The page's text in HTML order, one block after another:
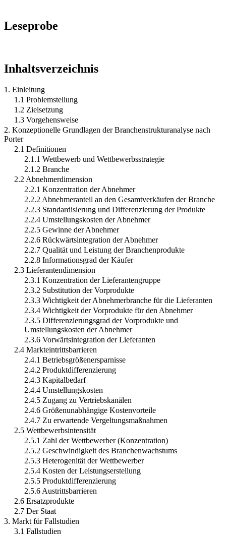
Leseprobe
Inhaltsverzeichnis
1. Einleitung
1.1 Problemstellung
1.2 Zielsetzung
1.3 Vorgehensweise
2. Konzeptionelle Grundlagen der Branchenstrukturanalyse nach
Porter
2.1 Definitionen
2.1.1 Wettbewerb und Wettbewerbsstrategie
2.1.2 Branche
2.2 Abnehmerdimension
2.2.1 Konzentration der Abnehmer
2.2.2 Abnehmeranteil an den Gesamtverkäufen der Branche
2.2.3 Standardisierung und Differenzierung der Produkte
2.2.4 Umstellungskosten der Abnehmer
2.2.5 Gewinne der Abnehmer
2.2.6 Rückwärtsintegration der Abnehmer
2.2.7 Qualität und Leistung der Branchenprodukte
2.2.8 Informationsgrad der Käufer
2.3 Lieferantendimension
2.3.1 Konzentration der Lieferantengruppe
2.3.2 Substitution der Vorprodukte
2.3.3 Wichtigkeit der Abnehmerbranche für die Lieferanten
2.3.4 Wichtigkeit der Vorprodukte für den Abnehmer
2.3.5 Differenzierungsgrad der Vorprodukte und
Umstellungskosten der Abnehmer
2.3.6 Vorwärtsintegration der Lieferanten
2.4 Markteintrittsbarrieren
2.4.1 Betriebsgrößenersparnisse
2.4.2 Produktdifferenzierung
2.4.3 Kapitalbedarf
2.4.4 Umstellungskosten
2.4.5 Zugang zu Vertriebskanälen
2.4.6 Größenunabhängige Kostenvorteile
2.4.7 Zu erwartende Vergeltungsmaßnahmen
2.5 Wettbewerbsintensität
2.5.1 Zahl der Wettbewerber (Konzentration)
2.5.2 Geschwindigkeit des Branchenwachstums
2.5.3 Heterogenität der Wettbewerber
2.5.4 Kosten der Leistungserstellung
2.5.5 Produktdifferenzierung
2.5.6 Austrittsbarrieren
2.6 Ersatzprodukte
2.7 Der Staat
3. Markt für Fallstudien
3.1 Fallstudien